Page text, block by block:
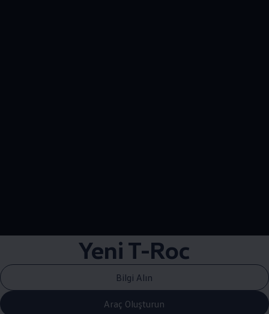
Yeni T-Roc
Bilgi Alın
Araç Oluşturun